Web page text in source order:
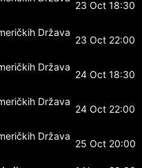
23 Oct 18:30
Država
23 Oct 22:00
Država
24 Oct 18:30
Država
24 Oct 22:00
Država
25 Oct 20:00